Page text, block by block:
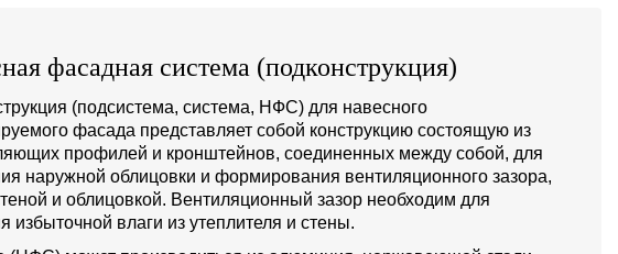
фасадная система (подконструкция)
(подсистема, система, НФС) для навесного
фасада представляет собой конструкцию состоящую из
профилей и кронштейнов, соединенных между собой, для
наружной облицовки и формирования вентиляционного зазора,
и облицовкой. Вентиляционный зазор необходим для
избыточной влаги из утеплителя и стены.